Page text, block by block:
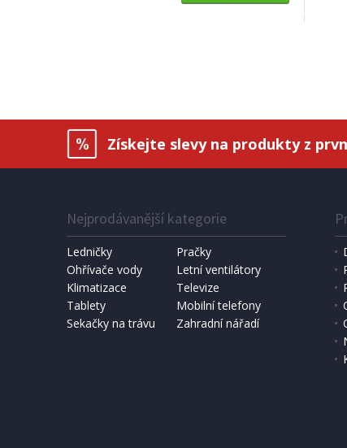
SKLADEM
1 651 Kč Přidat do košíku
Získejte slevy na produkty z
Nejprodávanější kategorie
Ledničky
Pračky
Ohřívače vody
Letní ventilátory
Klimatizace
Televize
Tablety
Mobilní telefony
Sekačky na trávu
Zahradní nářadí